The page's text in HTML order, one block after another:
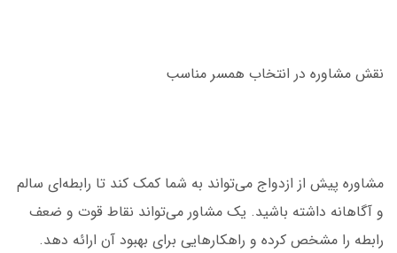
نقش مشاوره در انتخاب همسر مناسب
مشاوره پیش از ازدواج می‌تواند به شما کمک کند تا رابطه‌ای سالم
و آگاهانه داشته باشید. یک مشاور می‌تواند نقاط قوت و ضعف
رابطه را مشخص کرده و راهکارهایی برای بهبود آن ارائه دهد.